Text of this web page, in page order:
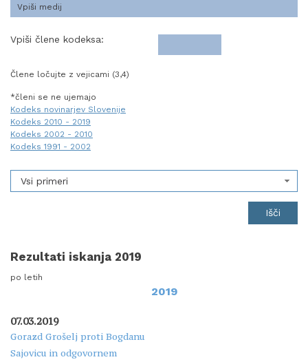
Vpiši člene kodeksa:
Člene ločujte z vejicami (3,4)
*členi se ne ujemajo
Kodeks novinarjev Slovenije
Kodeks 2010 - 2019
Kodeks 2002 - 2010
Kodeks 1991 - 2002
Vsi primeri
Rezultati iskanja 2019
po letih
2019
07.03.2019
Gorazd Grošelj proti Bogdanu
Sajovicu in odgovornem